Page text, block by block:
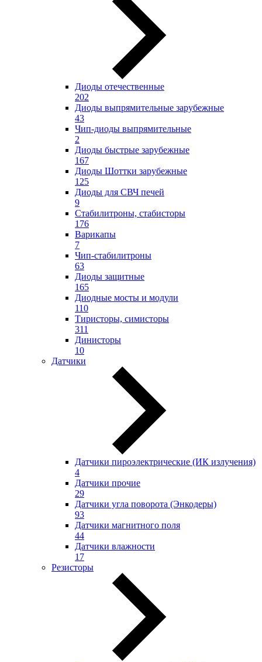
Диоды отечественные
202
Диоды выпрямительные зарубежные
43
Чип-диоды выпрямительные
2
Диоды быстрые зарубежные
167
Диоды Шоттки зарубежные
125
Диоды для СВЧ печей
9
Стабилитроны, стабисторы
176
Варикапы
7
Чип-стабилитроны
63
Диоды защитные
165
Диодные мосты и модули
110
Тиристоры, симисторы
311
Динисторы
10
Датчики
Датчики пироэлектрические (ИК излучения)
4
Датчики прочие
29
Датчики угла поворота (Энкодеры)
93
Датчики магнитного поля
44
Датчики влажности
17
Резисторы